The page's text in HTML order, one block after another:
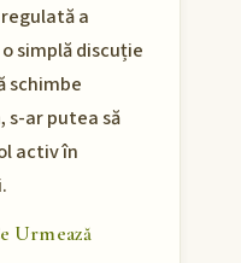
a
simplă discuție
schimbe
ar putea să
activ în
Urmează